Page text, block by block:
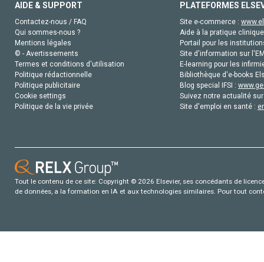
AIDE & SUPPORT
Contactez-nous / FAQ
Qui sommes-nous ?
Mentions légales
© - Avertissements
Termes et conditions d'utilisation
Politique rédactionnelle
Politique publicitaire
Cookie settings
Politique de la vie privée
PLATEFORMES
Site e-commerce :
Aide à la pratique
Portail pour les
Site d'information sur
E-learning pour les
Bibliothèque d'e-books
Blog special IFSI :
Suivez notre actualité
Site d'emploi en santé :
Tout le contenu de ce site: Copyright © 2026 Elsevier, ses concédants de
de données, a la formation en IA et aux technologies similaires. Pour tout